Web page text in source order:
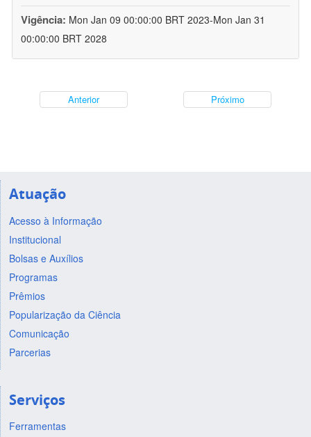
Vigência: Mon Jan 09 00:00:00 BRT 2023-Mon Jan 31
00:00:00 BRT 2028
Anterior Próximo
Atuação
Acesso à Informação
Institucional
Bolsas e Auxílios
Programas
Prêmios
Popularização da Ciência
Comunicação
Parcerias
Serviços
Ferramentas